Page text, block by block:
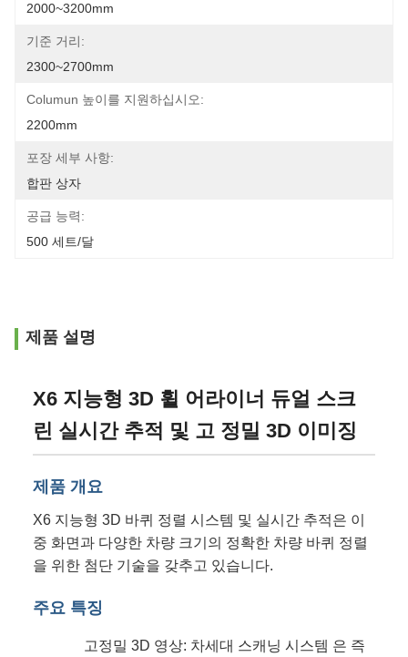
2000~3200mm
기준 거리:
2300~2700mm
Columun 높이를 지원하십시오:
2200mm
포장 세부 사항:
합판 상자
공급 능력:
500 세트/달
제품 설명
X6 지능형 3D 휠 어라이너 듀얼 스크
린 실시간 추적 및 고 정밀 3D 이미징
제품 개요
X6 지능형 3D 바퀴 정렬 시스템 및 실시간 추적은 이
중 화면과 다양한 차량 크기의 정확한 차량 바퀴 정렬
을 위한 첨단 기술을 갖추고 있습니다.
주요 특징
고정밀 3D 영상: 차세대 스캐닝 시스템 은 즉